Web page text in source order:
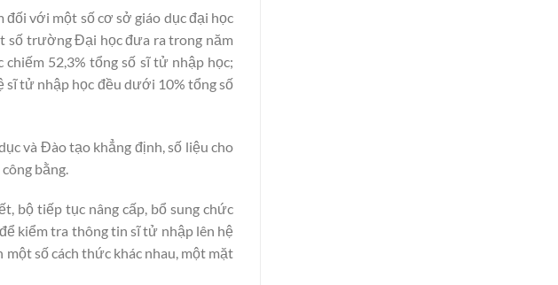
đối với một số cơ sở giáo dục đại học
số trường Đại học đưa ra trong năm
52,3% tổng số sĩ tử nhập học;
sĩ tử nhập học đều dưới 10% tổng số
và Đào tạo khẳng định, số liệu cho
bằng.
bộ tiếp tục nâng cấp, bổ sung chức
kiểm tra thông tin sĩ tử nhập lên hệ
số cách thức khác nhau, một mặt